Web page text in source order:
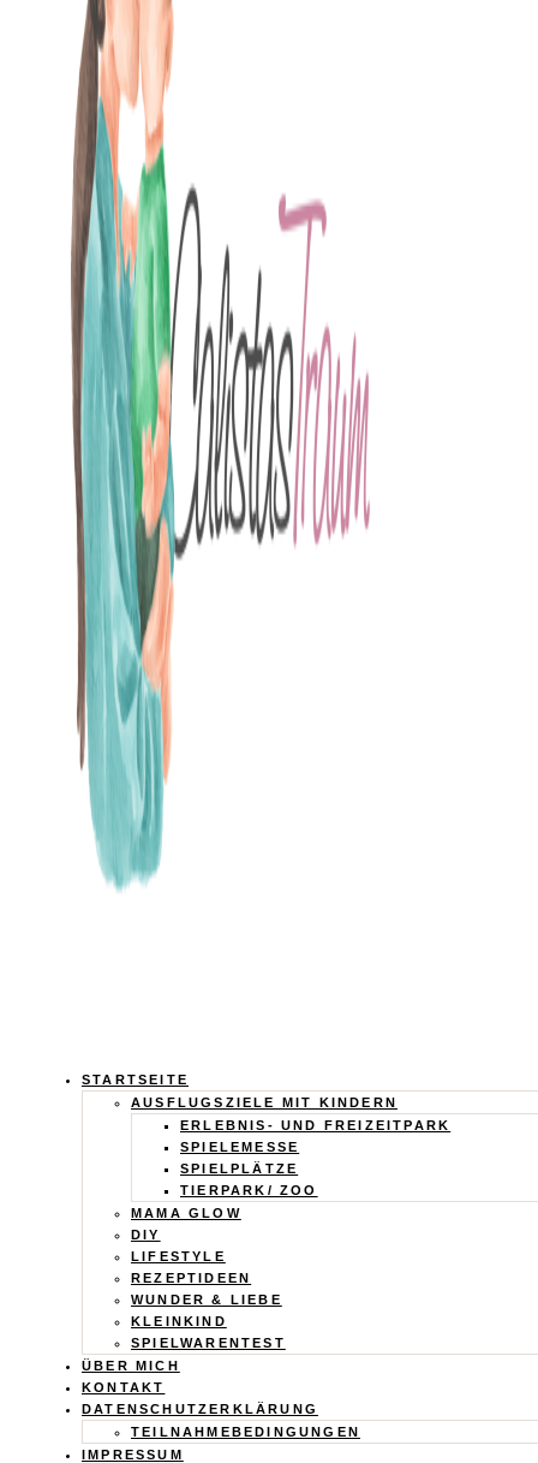
Calistas
Traum
STARTSEITE
AUSFLUGSZIELE MIT KINDERN
ERLEBNIS- UND FREIZEITPARK
SPIELEMESSE
SPIELPLÄTZE
TIERPARK/ ZOO
MAMA GLOW
DIY
LIFESTYLE
REZEPTIDEEN
WUNDER & LIEBE
KLEINKIND
SPIELWARENTEST
ÜBER MICH
KONTAKT
DATENSCHUTZERKLÄRUNG
TEILNAHMEBEDINGUNGEN
IMPRESSUM